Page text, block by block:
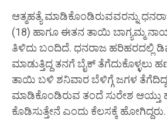
ಆತ್ಮಹತ್ಯೆ ಮಾಡಿಕೊಂಡಿರುವವರನ್ನು
(18) ಹಾಗೂ ಈತನ ತಾಯಿ ಬಾಗ್ಯಮ್ಮ
ತಿಳಿದು ಬಂದಿದೆ. ಧನರಾಜ ಹರಿಹರದಲ್ಲಿ
ಮಾಡುತ್ತಿದ್ದ ತನಗೆ ಬೈಕ್ ತೆಗೆದುಕೊಳ್ಳಲು
ತಾಯಿ ಬಳಿ ಶನಿವಾರ ಬೆಳಿಗ್ಗೆ ಜಗಳ
ಮಾಡಿಕೊಂಡಿರುವ ತಂದೆ ಸುರೇಶ ಆಯ್ತು
ಕೊಡಿಸುತ್ತೇನೆ ಎಂದು ಕೆಲಸಕ್ಕೆ ಹೋಗಿದ್ದರು.